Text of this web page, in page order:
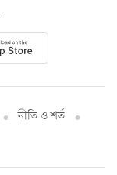
নীতি ও শর্ত